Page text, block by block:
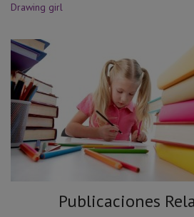
Drawing girl
Publicaciones